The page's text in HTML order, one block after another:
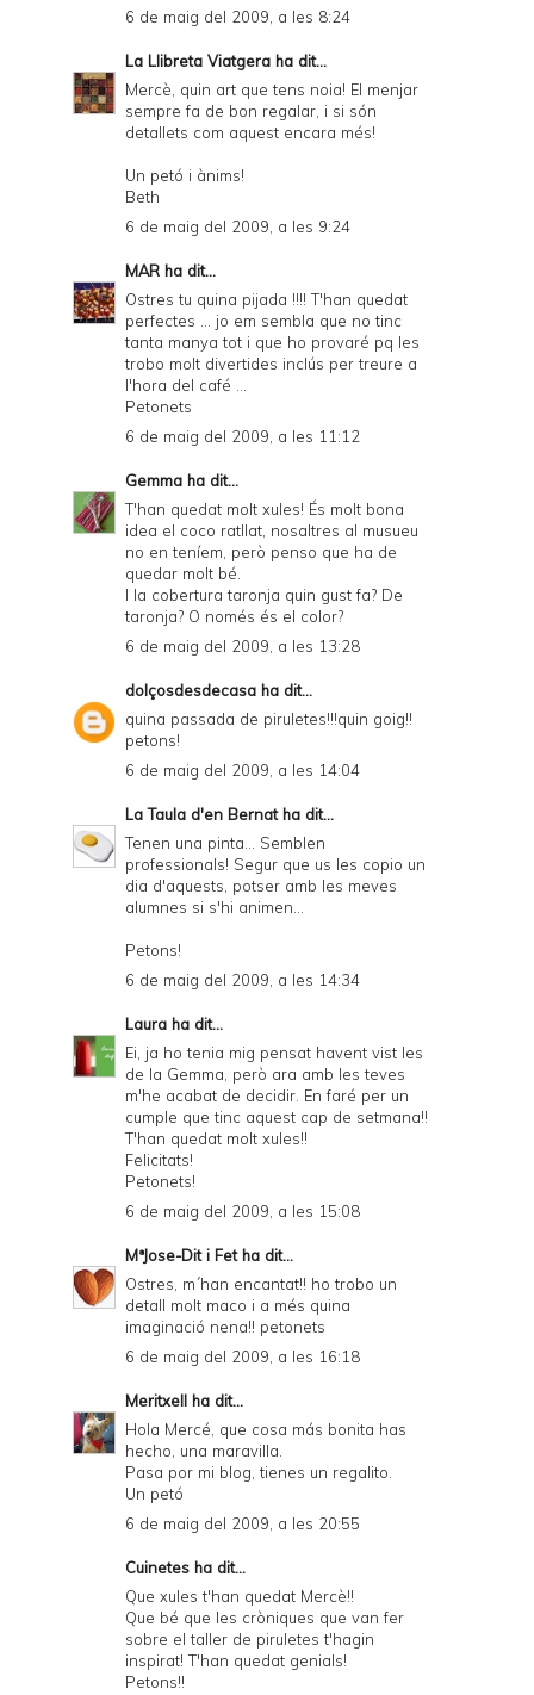
6 de maig del 2009, a les 8:24
La Llibreta Viatgera ha dit...
Mercè, quin art que tens noia! El menjar
sempre fa de bon regalar, i si són
detallets com aquest encara més!
Un petó i ànims!
Beth
6 de maig del 2009, a les 9:24
MAR ha dit...
Ostres tu quina pijada !!!! T'han quedat
perfectes ... jo em sembla que no tinc
tanta manya tot i que ho provaré pq les
trobo molt divertides inclús per treure a
l'hora del café ...
Petonets
6 de maig del 2009, a les 11:12
Gemma ha dit...
T'han quedat molt xules! És molt bona
idea el coco ratllat, nosaltres al musueu
no en teníem, però penso que ha de
quedar molt bé.
I la cobertura taronja quin gust fa? De
taronja? O només és el color?
6 de maig del 2009, a les 13:28
dolçosdesdecasa ha dit...
quina passada de piruletes!!!quin goig!!
petons!
6 de maig del 2009, a les 14:04
La Taula d'en Bernatha dit...
Tenen una pinta... Semblen
professionals! Segur que us les copio un
dia d'aquests, potser amb les meves
alumnes si s'hi animen...
Petons!
6 de maig del 2009, a les 14:34
Laura ha dit...
Ei, ja ho tenia mig pensat havent vist les
de la Gemma, però ara amb les teves
m'he acabat de decidir. En faré per un
cumple que tinc aquest cap de setmana!!
T'han quedat molt xules!!
Felicitats!
Petonets!
6 de maig del 2009, a les 15:08
MªJose-Dit i Fetha dit...
Ostres, m´han encantat!! ho trobo un
detall molt maco i a més quina
imaginació nena!! petonets
6 de maig del 2009, a les 16:18
Meritxell ha dit...
Hola Mercé, que cosa más bonita has
hecho, una maravilla.
Pasa por mi blog, tienes un regalito.
Un petó
6 de maig del 2009, a les 20:55
Cuinetes ha dit...
Que xules t'han quedat Mercè!!
Que bé que les cròniques que van fer
sobre el taller de piruletes t'hagin
inspirat! T'han quedat genials!
Petons!!